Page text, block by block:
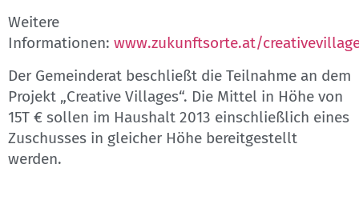
Weitere
Informationen: www.zukunftsorte.at/
Der Gemeinderat beschließt die Teilnahme an dem
Projekt „Creative Villages“. Die Mittel in Höhe von
15T € sollen im Haushalt 2013 einschließlich eines
Zuschusses in gleicher Höhe bereitgestellt
werden.